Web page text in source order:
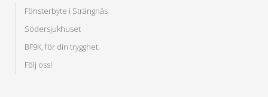
Fönsterbyte i Strängnäs
Södersjukhuset
BF9K, för din trygghet.
Följ oss!